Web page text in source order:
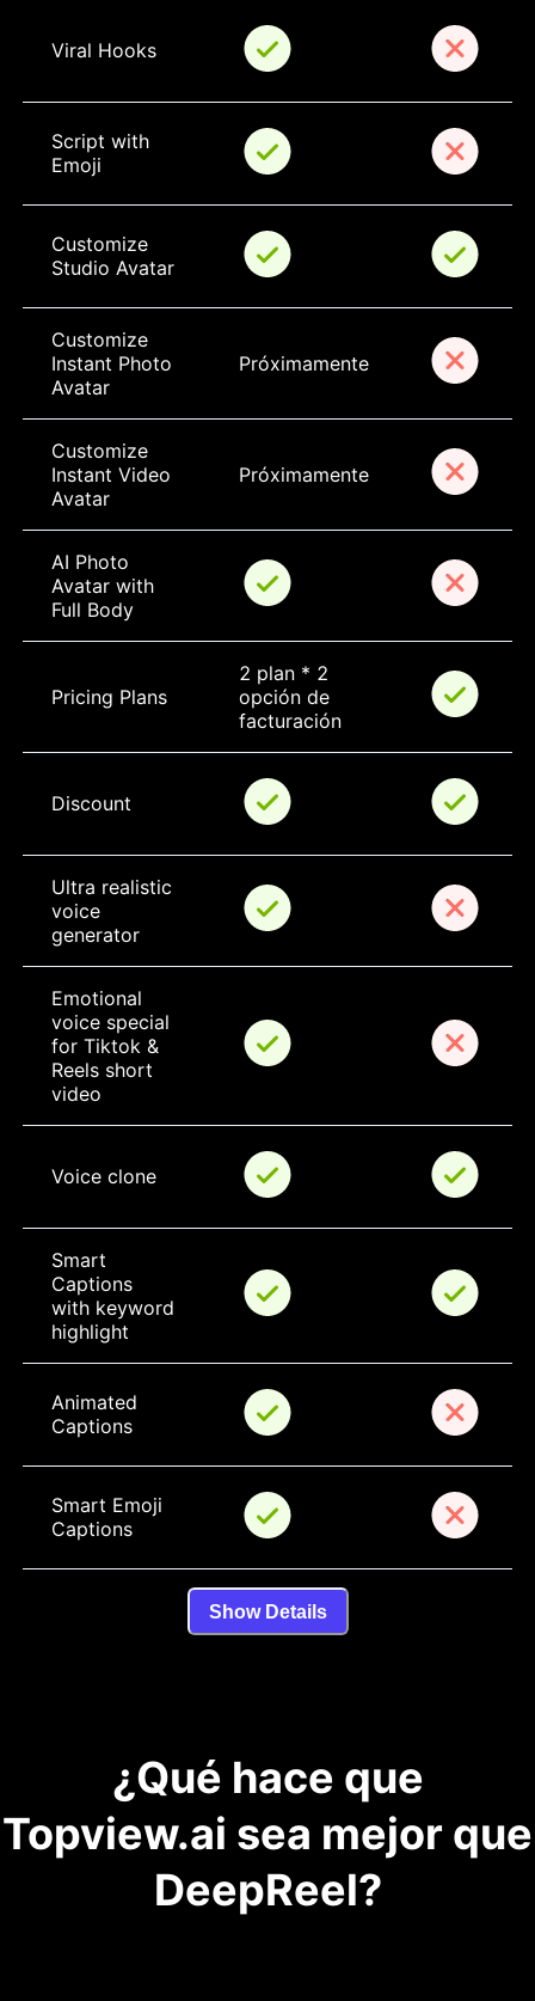
Viral Hooks
Script with
Emoji
Customize
Studio Avatar
Customize
Instant Photo
Avatar
Próximamente
Customize
Instant Video
Avatar
Próximamente
AI Photo
Avatar with
Full Body
Pricing Plans
2 plan * 2
opción de
facturación
Discount
Ultra realistic
voice
generator
Emotional
voice special
for Tiktok &
Reels short
video
Voice clone
Smart
Captions
with keyword
highlight
Animated
Captions
Smart Emoji
Captions
Show Details
¿Qué hace que
Topview.ai sea mejor que
DeepReel?